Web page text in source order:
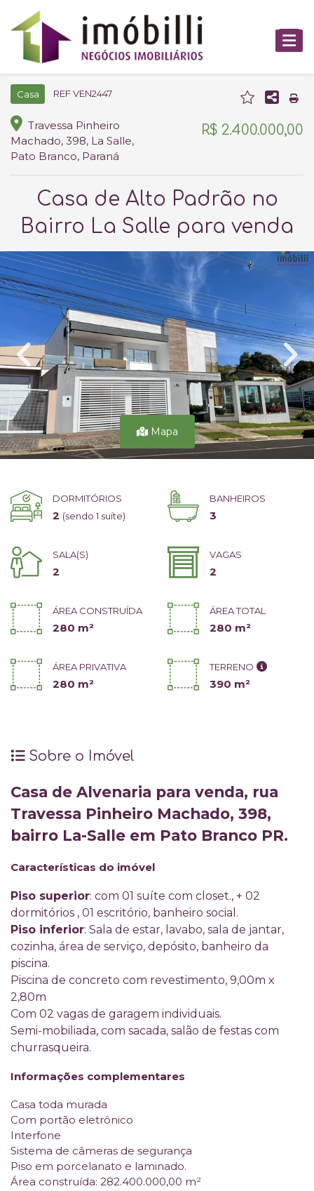
Casa REF VEN2447
Travessa Pinheiro
Machado, 398, La Salle,
Pato Branco, Paraná
R$ 2.400.000,00
Casa de Alto Padrão no
Bairro La Salle para venda
Mapa
DORMITÓRIOS
2 (sendo 1 suíte)
BANHEIROS
3
SALA(S)
2
VAGAS
2
ÁREA CONSTRUÍDA
280 m²
ÁREA TOTAL
280 m²
ÁREA PRIVATIVA
280 m²
TERRENO
390 m²
Sobre o Imóvel
Casa de Alvenaria para venda, rua
Travessa Pinheiro Machado, 398,
bairro La-Salle em Pato Branco PR.
Características do imóvel
Piso superior: com 01 suíte com closet., + 02
dormitórios , 01 escritório, banheiro social.
Piso inferior: Sala de estar, lavabo, sala de jantar,
cozinha, área de serviço, depósito, banheiro da
piscina.
Piscina de concreto com revestimento, 9,00m x
2,80m
Com 02 vagas de garagem individuais.
Semi-mobiliada, com sacada, salão de festas com
churrasqueira.
Informações complementares
Casa toda murada
Com portão eletrônico
Interfone
Sistema de câmeras de segurança
Piso em porcelanato e laminado.
Área construída: 282.400.000,00 m²